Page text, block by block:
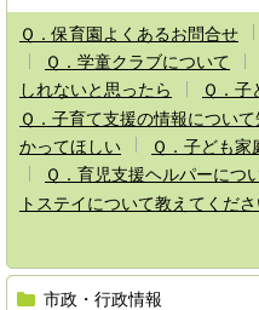
Ｑ．保育園よくあるお問合せ
Ｑ．学童クラブについて
しれないと思ったら
Ｑ．
Ｑ．子育て支援の情報につい
かってほしい
Ｑ．子ども
Ｑ．育児支援ヘルパーにつ
トステイについて教えてくだ
市政・行政情報